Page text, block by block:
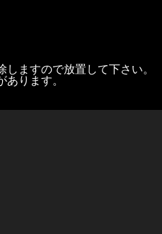
ますので放置して下さい。
ります。